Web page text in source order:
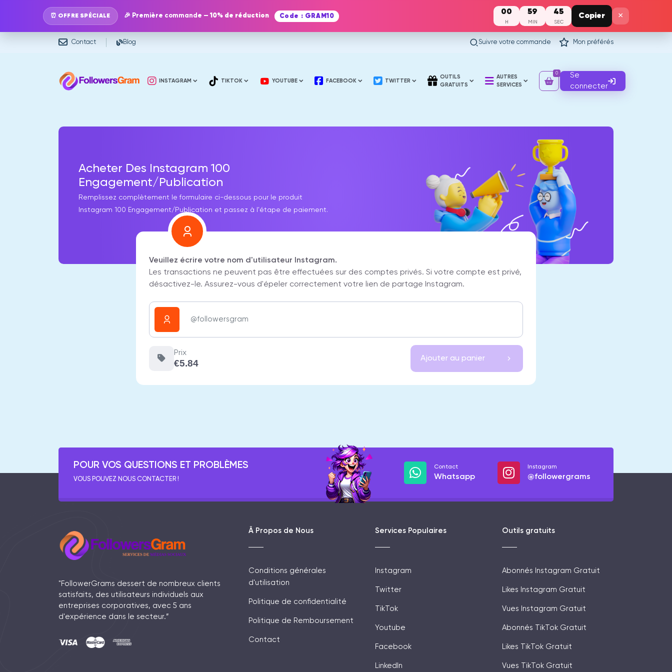
⏰ OFFRE SPÉCIALE 🎉 Première commande — 10% de réduction Code : GRAM10 00
H
59
MIN
45
SEC
Copier ×
Contact Blog Suivre votre commande Mon préférés
INSTAGRAM TIKTOK YOUTUBE FACEBOOK TWITTER
OUTILS
GRATUITS
AUTRES
SERVICES
0
Se
connecter
Acheter Des Instagram 100
Engagement/Publication
Remplissez complètement le formulaire ci-dessous pour le produit
Instagram 100 Engagement/Publication et passez à l'étape de paiement.
Veuillez écrire votre nom d'utilisateur Instagram.
Les transactions ne peuvent pas être effectuées sur des comptes privés. Si votre compte est privé,
désactivez-le. Assurez-vous d'épeler correctement votre lien de partage Instagram.
Prix
€5.84 Ajouter au panier
POUR VOS QUESTIONS ET PROBLÈMES
VOUS POUVEZ NOUS CONTACTER !
Contact
Whatsapp
Instagram
@followergrams
"FollowerGrams dessert de nombreux clients
satisfaits, des utilisateurs individuels aux
entreprises corporatives, avec 5 ans
d'expérience dans le secteur.”
Â Propos de Nous
Conditions générales
d'utilisation
Politique de confidentialité
Politique de Remboursement
Contact
Services Populaires
Instagram
Twitter
TikTok
Youtube
Facebook
LinkedIn
Outils gratuits
Abonnés Instagram Gratuit
Likes Instagram Gratuit
Vues Instagram Gratuit
Abonnés TikTok Gratuit
Likes TikTok Gratuit
Vues TikTok Gratuit